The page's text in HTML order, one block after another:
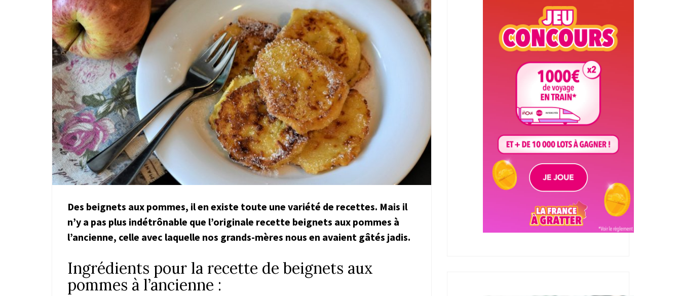
Des beignets aux pommes, il en existe toute une variété de recettes. Mais il
n’y a pas plus indétrônable que l’originale recette beignets aux pommes à
l’ancienne, celle avec laquelle nos grands-mères nous en avaient gâtés jadis.
Ingrédients pour la recette de beignets aux
pommes à l’ancienne :